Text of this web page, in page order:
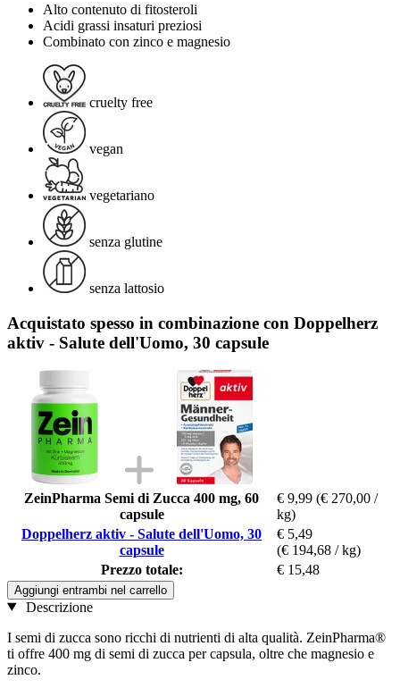
Alto contenuto di fitosteroli
Acidi grassi insaturi preziosi
Combinato con zinco e magnesio
cruelty free
vegan
vegetariano
senza glutine
senza lattosio
Acquistato spesso in combinazione con Doppelherz
aktiv - Salute dell'Uomo, 30 capsule
ZeinPharma Semi di Zucca 400 mg, 60
capsule
€ 9,99 (€ 270,00 /
kg)
Doppelherz aktiv - Salute dell'Uomo, 30
capsule
€ 5,49
(€ 194,68 / kg)
Prezzo totale:
€ 15,48
Aggiungi entrambi nel carrello
Descrizione
I semi di zucca sono ricchi di nutrienti di alta qualità. ZeinPharma®
ti offre 400 mg di semi di zucca per capsula, oltre che magnesio e
zinco.